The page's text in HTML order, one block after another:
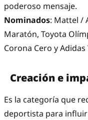
poderoso mensaje.
Nominados: Mattel /
Maratón, Toyota
Corona Cero y Adidas
Creación e
Es la categoría que
deportista para